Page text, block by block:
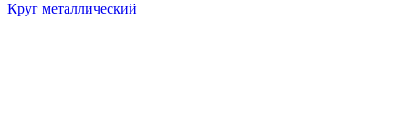
Круг металлический